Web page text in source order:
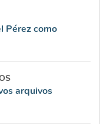
Pérez como
arquivos